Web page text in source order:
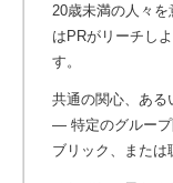
20歳未満の人々
はPRがリーチし
す。
共通の関心、ある
― 特定のグルー
ブリック、または